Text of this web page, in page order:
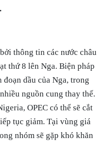
thông tin các nước châu
thứ 8 lên Nga. Biện pháp
đoạn dầu của Nga, trong
nguồn cung thay thế.
OPEC có thể sẽ cắt
tục giảm. Tại vùng giá
nhóm sẽ gặp khó khăn